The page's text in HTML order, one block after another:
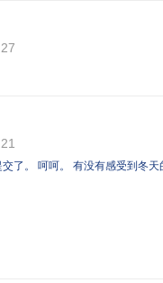
了。 呵呵。 有没有感受到冬